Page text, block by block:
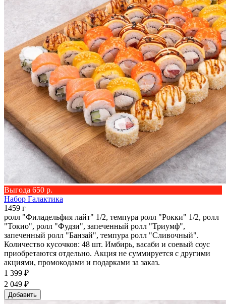
Выгода 650 р.
Набор Галактика
1459 г
ролл "Филадельфия лайт" 1/2, темпура ролл "Рокки" 1/2, ролл
"Токио", ролл "Фудзи", запеченный ролл "Триумф",
запеченный ролл "Банзай", темпура ролл "Сливочный".
Количество кусочков: 48 шт. Имбирь, васаби и соевый соус
приобретаются отдельно. Акция не суммируется с другими
акциями, промокодами и подарками за заказ.
1 399 ₽
2 049 ₽
Добавить